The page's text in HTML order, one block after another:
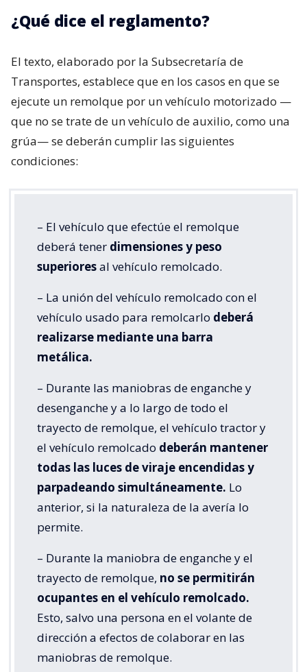
¿Qué dice el reglamento?
El texto, elaborado por la Subsecretaría de
Transportes, establece que en los casos en que se
ejecute un remolque por un vehículo motorizado —
que no se trate de un vehículo de auxilio, como una
grúa— se deberán cumplir las siguientes
condiciones:
– El vehículo que efectúe el remolque
deberá tener dimensiones y peso
superioresal vehículo remolcado.
– La unión del vehículo remolcado con el
vehículo usado para remolcarlo deberá
realizarse mediante una barra
metálica.
– Durante las maniobras de enganche y
desenganche y a lo largo de todo el
trayecto de remolque, el vehículo tractor y
el vehículo remolcado deberán mantener
todas las luces de viraje encendidas y
parpadeando simultáneamente. Lo
anterior, si la naturaleza de la avería lo
permite.
– Durante la maniobra de enganche y el
trayecto de remolque, no se permitirán
ocupantes en el vehículo remolcado.
Esto, salvo una persona en el volante de
dirección a efectos de colaborar en las
maniobras de remolque.